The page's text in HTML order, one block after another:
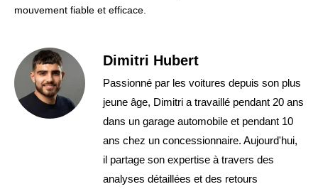
mouvement fiable et efficace.
Dimitri Hubert
Passionné par les voitures depuis son plus
jeune âge, Dimitri a travaillé pendant 20 ans
dans un garage automobile et pendant 10
ans chez un concessionnaire. Aujourd'hui,
il partage son expertise à travers des
analyses détaillées et des retours